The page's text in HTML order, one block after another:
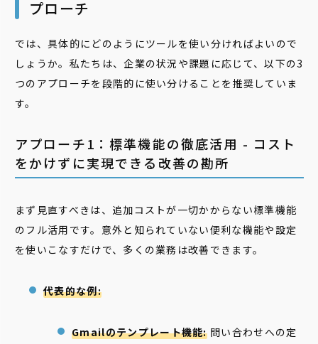
プローチ
では、具体的にどのようにツールを使い分ければよいので
しょうか。私たちは、企業の状況や課題に応じて、以下の3
つのアプローチを段階的に使い分けることを推奨していま
す。
アプローチ1：標準機能の徹底活用 - コスト
をかけずに実現できる改善の勘所
まず見直すべきは、追加コストが一切かからない標準機能
のフル活用です。意外と知られていない便利な機能や設定
を使いこなすだけで、多くの業務は改善できます。
代表的な例:
Gmailのテンプレート機能:問い合わせへの定